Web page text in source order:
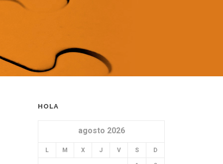
HOLA
agosto 2026
L M X J V S D